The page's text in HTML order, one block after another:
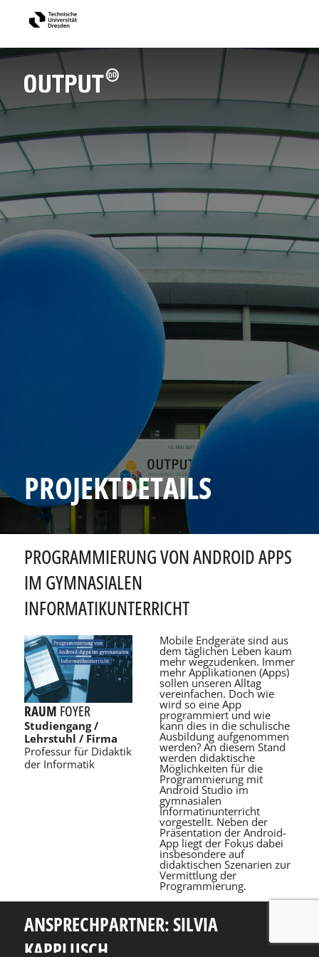
PROJEKTDETAILS
PROGRAMMIERUNG VON ANDROID APPS
IM GYMNASIALEN
INFORMATIKUNTERRICHT
RAUM FOYER
Studiengang /
Lehrstuhl / Firma
Professur für Didaktik
der Informatik
Mobile Endgeräte sind aus
dem täglichen Leben kaum
mehr wegzudenken. Immer
mehr Applikationen (Apps)
sollen unseren Alltag
vereinfachen. Doch wie
wird so eine App
programmiert und wie
kann dies in die schulische
Ausbildung aufgenommen
werden? An diesem Stand
werden didaktische
Möglichkeiten für die
Programmierung mit
Android Studio im
gymnasialen
Informatinunterricht
vorgestellt. Neben der
Präsentation der Android-
App liegt der Fokus dabei
insbesondere auf
didaktischen Szenarien zur
Vermittlung der
Programmierung.
ANSPRECHPARTNER: SILVIA
KAPPLUSCH